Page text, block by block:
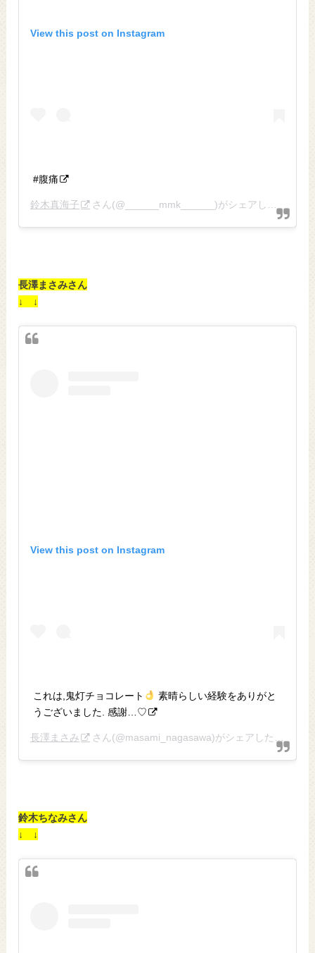
View this post on Instagram
#腹痛
鈴木真海子 さん(@______mmk______)がシェアした投稿 –
長澤まさみさん
↓ ↓
View this post on Instagram
これは,鬼灯チョコレート
素晴らしい経験をありがと
うございました. 感謝…♡
長澤まさみ さん(@masami_nagasawa)がシェアした投稿 –
鈴木ちなみさん
↓ ↓